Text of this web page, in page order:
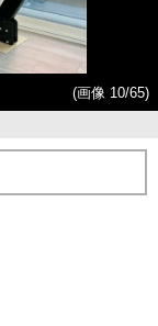
(画像 10/65)